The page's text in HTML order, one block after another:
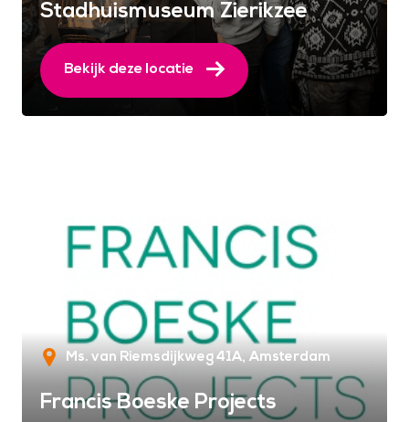
Stadhuismuseum Zierikzee
Bekijk deze locatie
Ms. van Riemsdijkweg 41A Amsterdam
Francis Boeske Projects